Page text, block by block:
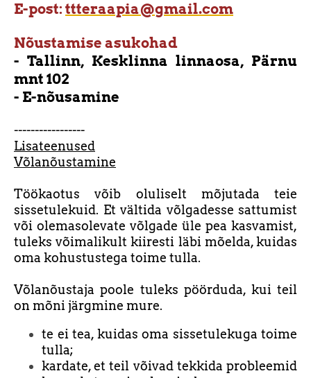
E-post: ttteraapia@gmail.com
Nõustamise asukohad
- Tallinn, Kesklinna linnaosa, Pärnu
mnt 102
- E-nõusamine
-----------------
Lisateenused
Võlanõustamine
Töökaotus võib oluliselt mõjutada teie
sissetulekuid. Et vältida võlgadesse sattumist
või olemasolevate võlgade üle pea kasvamist,
tuleks võimalikult kiiresti läbi mõelda, kuidas
oma kohustustega toime tulla.
Võlanõustaja poole tuleks pöörduda, kui teil
on mõni järgmine mure.
te ei tea, kuidas oma sissetulekuga toime
tulla;
kardate, et teil võivad tekkida probleemid